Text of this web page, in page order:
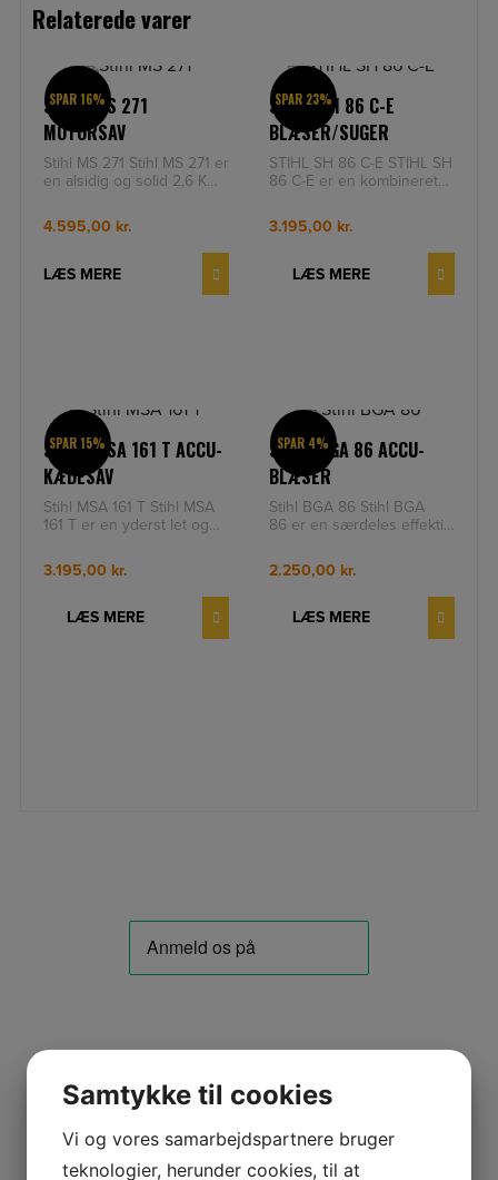
Relaterede varer
SPAR 16%
STIHL MS 271
MOTORSAV
Stihl MS 271 Stihl MS 271 er
en alsidig og solid 2,6 KW
miljøvenlige 2-MIX m
4.595,00 kr.
LÆS MERE
SPAR 23%
STIHL SH 86 C-E
BLÆSER/SUGER
STIHL SH 86 C-E STIHL SH
86 C-E er en kombineret
høj komfort og meget stæ
3.195,00 kr.
LÆS MERE
SPAR 15%
STIHL MSA 161 T ACCU-
KÆDESAV
Stihl MSA 161 T Stihl MSA
161 T er en yderst let og
professionel træpl
3.195,00 kr.
LÆS MERE
SPAR 4%
STIHL BGA 86 ACCU-
BLÆSER
Stihl BGA 86 Stihl BGA
86 er en særdeles effektiv
at betjene, til prof
2.250,00 kr.
LÆS MERE
Samtykke til cookies
Vi og vores samarbejdspartnere bruger
teknologier, herunder cookies, til at